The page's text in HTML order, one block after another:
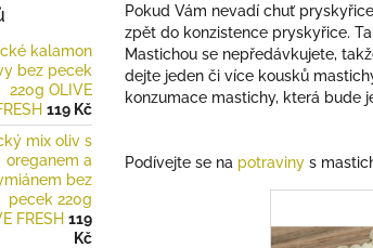
kalamon
bez pecek
220g OLIVE
119 Kč
mix oliv s
oreganem a
bez
pecek 220g
FRESH 119
Kč
Pokud Vám nevadí chuť
zpět do konzistence pryskyřice.
Mastichou se nepředávkujete,
dejte jeden či více kousků
konzumace mastichy, která bude
Podívejte se na potraviny s